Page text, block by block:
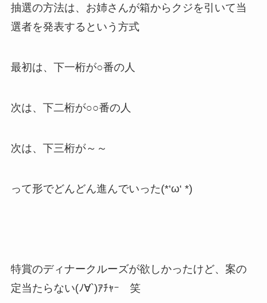
抽選の方法は、お姉さんが箱からクジを引いて当
選者を発表するという方式
最初は、下一桁が○番の人
次は、下二桁が○○番の人
次は、下三桁が～～
って形でどんどん進んでいった(*‘ω‘ *)
特賞のディナークルーズが欲しかったけど、案の
定当たらない(ﾉ∀`)ｱﾁｬｰ 笑